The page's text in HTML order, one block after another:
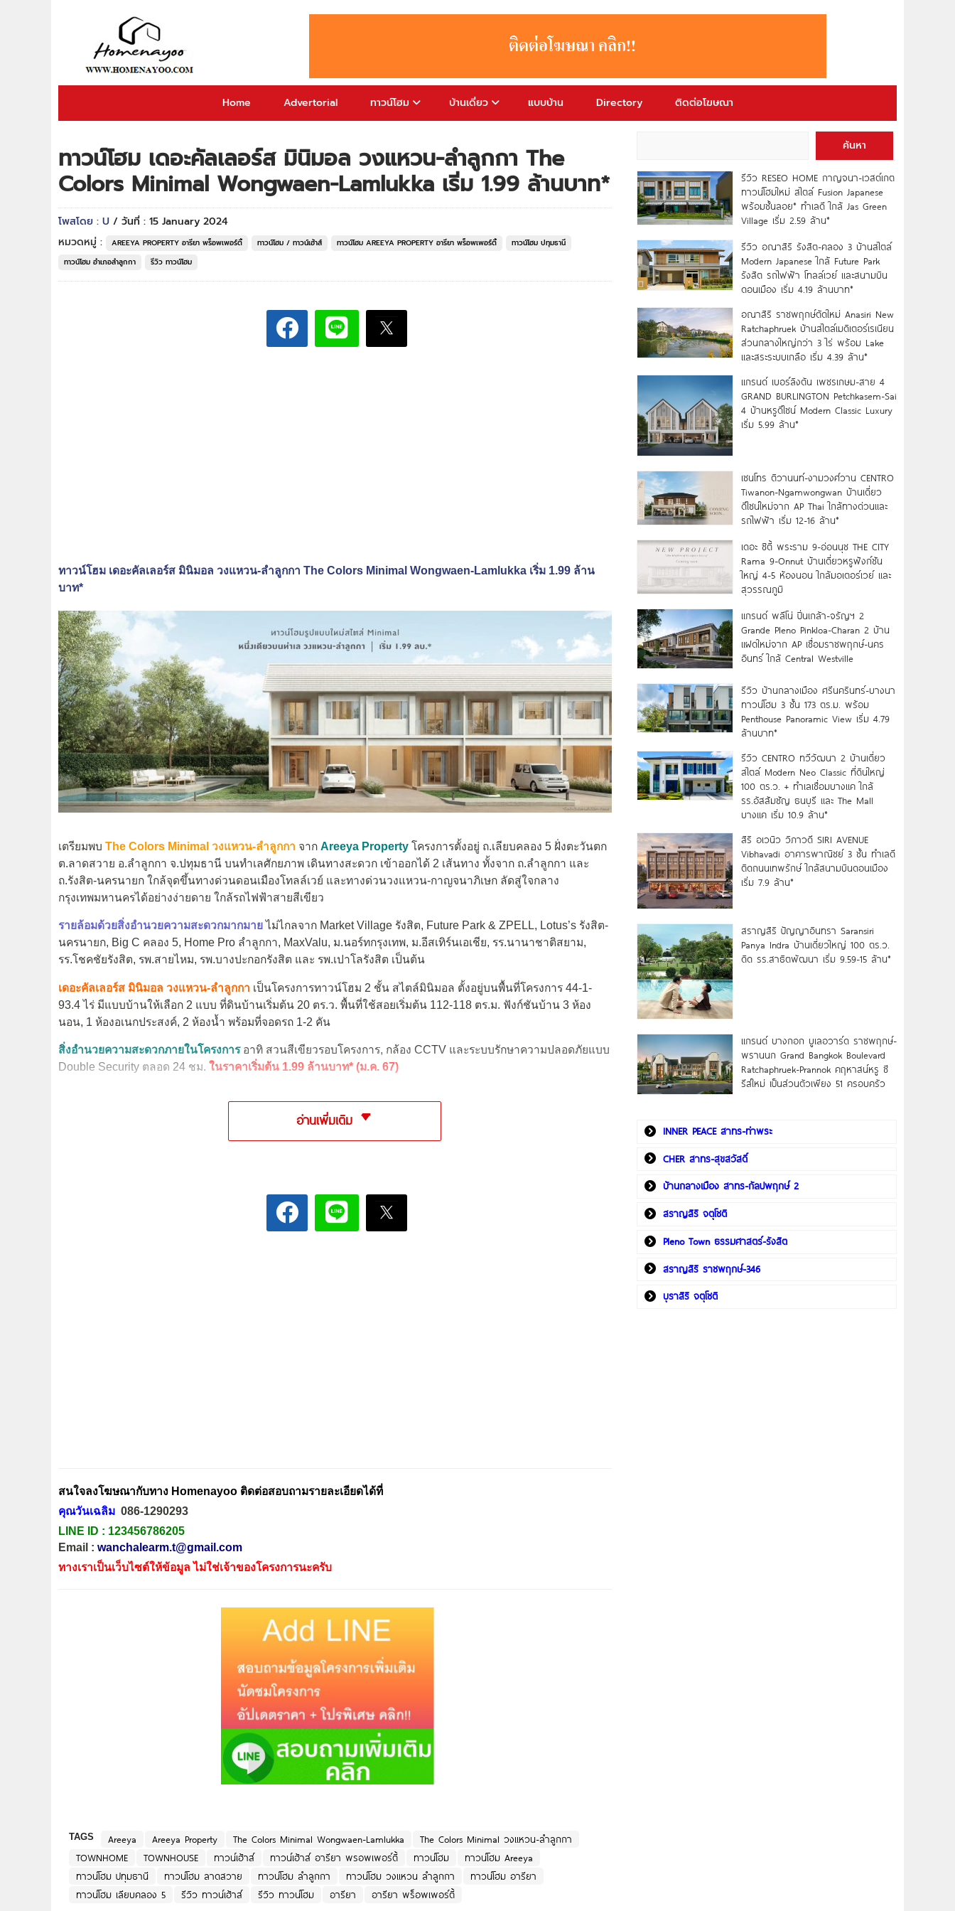
Home Advertorial ทาวน์โฮม บ้านเดี่ยว แบบบ้าน Directory ติดต่อโฆษณา
ทาวน์โฮม เดอะคัลเลอร์ส มินิมอล วงแหวน-ลำลูกกา The
Colors Minimal Wongwaen-Lamlukka เริ่ม 1.99 ล้านบาท*
โพสโดย : U / วันที่ : 15 January 2024
หมวดหมู่ :
AREEYA PROPERTY อารียา พร็อพเพอร์ตี้ ทาวน์โฮม / ทาวน์เฮ้าส์ ทาวน์โฮม AREEYA PROPERTY อารียา พร็อพเพอร์ตี้
ทาวน์โฮม ปทุมธานี
ทาวน์โฮม อำเภอลำลูกกา
รีวิว ทาวน์โฮม
ทาวน์โฮม เดอะคัลเลอร์ส มินิมอล วงแหวน-ลำลูกกา The Colors Minimal Wongwaen-Lamlukka เริ่ม 1.99 ล้าน
บาท*
เตรียมพบ The Colors Minimal วงแหวน-ลำลูกกา จาก Areeya Property โครงการตั้งอยู่ ถ.เลียบคลอง 5 ฝั่งตะวันตก
ต.ลาดสวาย อ.ลำลูกกา จ.ปทุมธานี บนทำเลศักยภาพ เดินทางสะดวก เข้าออกได้ 2 เส้นทาง ทั้งจาก ถ.ลำลูกกา และ
ถ.รังสิต-นครนายก ใกล้จุดขึ้นทางด่วนดอนเมืองโทลล์เวย์ และทางด่วนวงแหวน-กาญจนาภิเษก ลัดสู่ใจกลาง
กรุงเทพมหานครได้อย่างง่ายดาย ใกล้รถไฟฟ้าสายสีเขียว
รายล้อมด้วยสิ่งอำนวยความสะดวกมากมายไม่ไกลจาก Market Village รังสิต, Future Park & ZPELL, Lotus’s รังสิต-
นครนายก, Big C คลอง 5, Home Pro ลำลูกกา, MaxValu, ม.นอร์ทกรุงเทพ, ม.อีสเทิร์นเอเชีย, รร.นานาชาติสยาม,
รร.โชคชัยรังสิต, รพ.สายไหม, รพ.บางปะกอกรังสิต และ รพ.เปาโลรังสิต เป็นต้น
เดอะคัลเลอร์ส มินิมอล วงแหวน-ลำลูกกา เป็นโครงการทาวน์โฮม 2 ชั้น สไตล์มินิมอล ตั้งอยู่บนพื้นที่โครงการ 44-1-
93.4 ไร่ มีแบบบ้านให้เลือก 2 แบบ ที่ดินบ้านเริ่มต้น 20 ตร.ว. พื้นที่ใช้สอยเริ่มต้น 112-118 ตร.ม. ฟังก์ชันบ้าน 3 ห้อง
นอน, 1 ห้องอเนกประสงค์, 2 ห้องน้ำ พร้อมที่จอดรถ 1-2 คัน
สิ่งอำนวยความสะดวกภายในโครงการอาทิ สวนสีเขียวรอบโครงการ, กล้อง CCTV และระบบรักษาความปลอดภัยแบบ
Double Security ตลอด 24 ชม. ในราคาเริ่มต้น 1.99 ล้านบาท* (ม.ค. 67)
อ่านเพิ่มเติม
สนใจลงโฆษณากับทาง Homenayoo ติดต่อสอบถามรายละเอียดได้ที่
คุณวันเฉลิม 086-1290293
LINE ID : 123456786205
Email : wanchalearm.t@gmail.com
ทางเราเป็นเว็บไซต์ให้ข้อมูล ไม่ใช่เจ้าของโครงการนะครับ
TAGS Areeya Areeya Property The Colors Minimal Wongwaen-Lamlukka
The Colors Minimal วงแหวน-ลำลูกกา
TOWNHOME
TOWNHOUSE ทาวน์เฮ้าส์ ทาวน์เฮ้าส์ อารียา พรอพเพอร์ตี้ ทาวน์โฮม
ทาวน์โฮม Areeya
ทาวน์โฮม ปทุมธานี
ทาวน์โฮม ลาดสวาย ทาวน์โฮม ลำลูกกา ทาวน์โฮม วงแหวน ลำลูกกา
ทาวน์โฮม อารียา
ทาวน์โฮม เลียบคลอง 5
รีวิว ทาวน์เฮ้าส์ รีวิว ทาวน์โฮม อารียา อารียา พร็อพเพอร์ตี้
ค้นหา
รีวิว RESEO HOME กาญจนา-เวสต์เกต
ทาวน์โฮมใหม่ สไตล์ Fusion Japanese
พร้อมชั้นลอย* ทำเลดี ใกล้ Jas Green
Village เริ่ม 2.59 ล้าน*
รีวิว อณาสิริ รังสิต-คลอง 3 บ้านสไตล์
Modern Japanese ใกล้ Future Park
รังสิต รถไฟฟ้า โทลล์เวย์ และสนามบิน
ดอนเมือง เริ่ม 4.19 ล้านบาท*
อณาสิริ ราชพฤกษ์ตัดใหม่ Anasiri New
Ratchaphruek บ้านสไตล์เมดิเตอร์เรเนียน
ส่วนกลางใหญ่กว่า 3 ไร่ พร้อม Lake
และสระระบบเกลือ เริ่ม 4.39 ล้าน*
แกรนด์ เบอร์ลิงตัน เพชรเกษม-สาย 4
GRAND BURLINGTON Petchkasem-Sai
4 บ้านหรูดีไซน์ Modern Classic Luxury
เริ่ม 5.99 ล้าน*
เซนโทร ติวานนท์-งามวงศ์วาน CENTRO
Tiwanon-Ngamwongwan บ้านเดี่ยว
ดีไซน์ใหม่จาก AP Thai ใกล้ทางด่วนและ
รถไฟฟ้า เริ่ม 12-16 ล้าน*
เดอะ ซิตี้ พระราม 9-อ่อนนุช THE CITY
Rama 9-Onnut บ้านเดี่ยวหรูฟังก์ชัน
ใหญ่ 4-5 ห้องนอน ใกล้มอเตอร์เวย์ และ
สุวรรณภูมิ
แกรนด์ พลีโน่ ปิ่นเกล้า-จรัญฯ 2
Grande Pleno Pinkloa-Charan 2 บ้าน
แฝดใหม่จาก AP เชื่อมราชพฤกษ์-นคร
อินทร์ ใกล้ Central Westville
รีวิว บ้านกลางเมือง ศรีนครินทร์-บางนา
ทาวน์โฮม 3 ชั้น 173 ตร.ม. พร้อม
Penthouse Panoramic View เริ่ม 4.79
ล้านบาท*
รีวิว CENTRO ทวีวัฒนา 2 บ้านเดี่ยว
สไตล์ Modern Neo Classic ที่ดินใหญ่
100 ตร.ว. + ทำเลเชื่อมบางแค ใกล้
รร.อัสสัมชัญ ธนบุรี และ The Mall
บางแค เริ่ม 10.9 ล้าน*
สิริ อเวนิว วิภาวดี SIRI AVENUE
Vibhavadi อาคารพาณิชย์ 3 ชั้น ทำเลดี
ติดถนนเทพรักษ์ ใกล้สนามบินดอนเมือง
เริ่ม 7.9 ล้าน*
สราญสิริ ปัญญาอินทรา Saransiri
Panya Indra บ้านเดี่ยวใหญ่ 100 ตร.ว.
ดิด รร.สาธิตพัฒนา เริ่ม 9.59-15 ล้าน*
แกรนด์ บางกอก บูเลอวาร์ด ราชพฤกษ์-
พรานนก Grand Bangkok Boulevard
Ratchaphruek-Prannok คฤหาสน์หรู ซี
รีส์ใหม่ เป็นส่วนตัวเพียง 51 ครอบครัว
INNER PEACE สาทร-ท่าพระ
CHER สาทร-สุขสวัสดิ์
บ้านกลางเมือง สาทร-กัลปพฤกษ์ 2
สราญสิริ จตุโชติ
Pleno Town ธรรมศาสตร์-รังสิต
สราญสิริ ราชพฤกษ์-346
บุราสิริ จตุโชติ